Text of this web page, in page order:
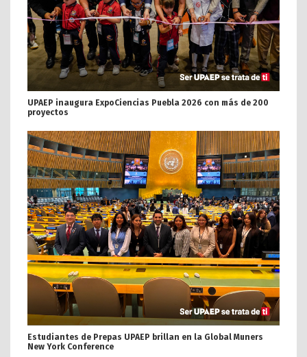
UPAEP inaugura ExpoCiencias Puebla 2026 con más de 200
proyectos
Estudiantes de Prepas UPAEP brillan en la Global Muners
New York Conference